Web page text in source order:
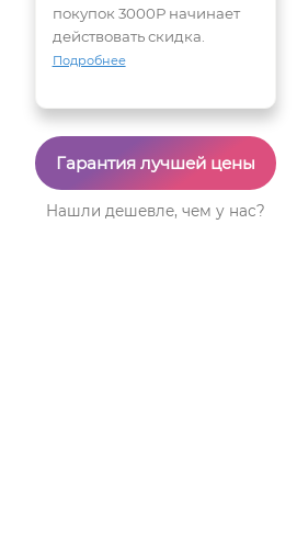
покупок 3000Р начинает
действовать скидка.
Подробнее
Гарантия лучшей цены
Нашли дешевле, чем у нас?